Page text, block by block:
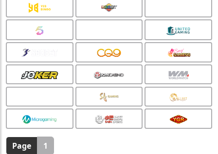
🏮
Page 1